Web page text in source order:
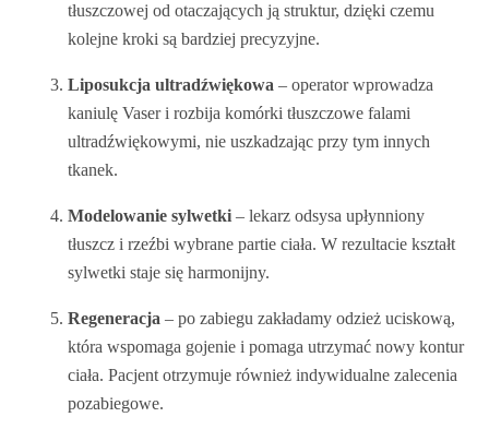
tłuszczowej od otaczających ją struktur, dzięki czemu
kolejne kroki są bardziej precyzyjne.
Liposukcja ultradźwiękowa – operator wprowadza
kaniulę Vaser i rozbija komórki tłuszczowe falami
ultradźwiękowymi, nie uszkadzając przy tym innych
tkanek.
Modelowanie sylwetki – lekarz odsysa upłynniony
tłuszcz i rzeźbi wybrane partie ciała. W rezultacie kształt
sylwetki staje się harmonijny.
Regeneracja – po zabiegu zakładamy odzież uciskową,
która wspomaga gojenie i pomaga utrzymać nowy kontur
ciała. Pacjent otrzymuje również indywidualne zalecenia
pozabiegowe.